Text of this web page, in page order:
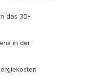
das 3D-
in der